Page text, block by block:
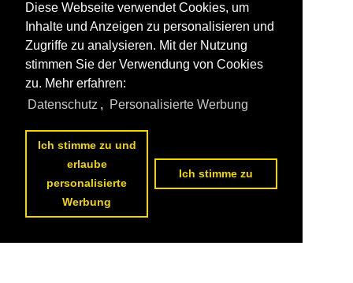
Diese Webseite verwendet Cookies, um
Inhalte und Anzeigen zu personalisieren und
Zugriffe zu analysieren. Mit der Nutzung
stimmen Sie der Verwendung von Cookies
zu. Mehr erfahren:
Datenschutz , Personalisierte Werbung
Ich stimme zu und
erlaube
personalisierte
Werbung
Ich stimme zu